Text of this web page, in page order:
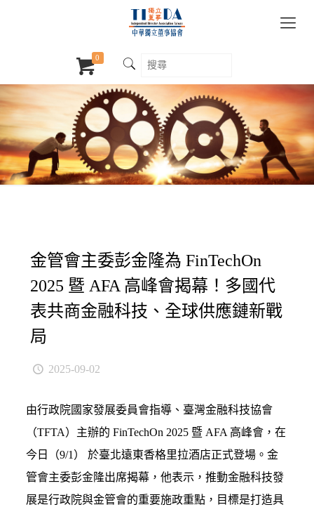
0
金管會主委彭金隆為 FinTechOn
2025 暨 AFA 高峰會揭幕！多國代
表共商金融科技、全球供應鏈新戰
局
2025-09-02
由行政院國家發展委員會指導、臺灣金融科技協會
（TFTA）主辦的 FinTechOn 2025 暨 AFA 高峰會，在
今日（9/1） 於臺北遠東香格里拉酒店正式登場。金
管會主委彭金隆出席揭幕，他表示，推動金融科技發
展是行政院與金管會的重要施政重點，目標是打造具